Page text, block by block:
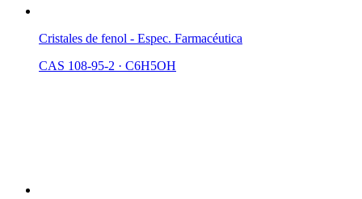
Cristales de fenol - Espec. Farmacéutica
CAS 108-95-2 · C6H5OH